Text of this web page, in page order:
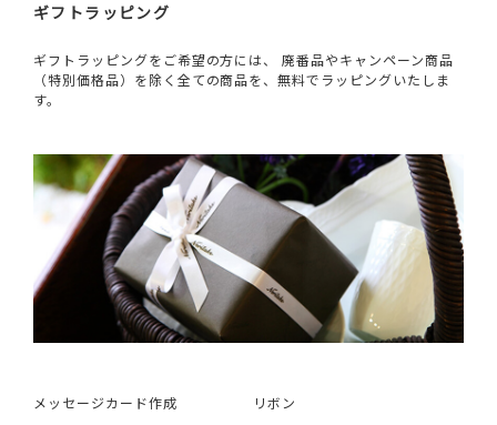
ギフトラッピング
ギフトラッピングをご希望の方には、 廃番品やキャンペーン商品
（特別価格品）を除く全ての商品を、無料でラッピングいたしま
す。
メッセージカード作成 リボン